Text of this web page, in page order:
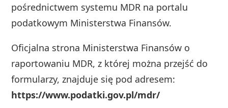
pośrednictwem systemu MDR na portalu
podatkowym Ministerstwa Finansów.
Oficjalna strona Ministerstwa Finansów o
raportowaniu MDR, z której można przejść do
formularzy, znajduje się pod adresem:
https://www.podatki.gov.pl/mdr/